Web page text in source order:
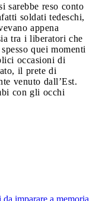
sarebbe reso conto
soldati tedeschi,
appena
tra i liberatori che
quei momenti
occasioni di
il prete di
venuto dall’Est.
con gli occhi
imparare a memoria